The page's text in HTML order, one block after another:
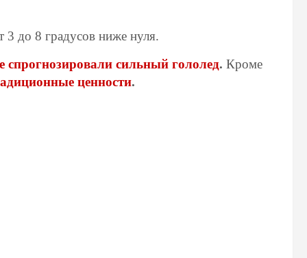
3 до 8 градусов ниже нуля.
спрогнозировали сильный гололед. Кроме
ценности.